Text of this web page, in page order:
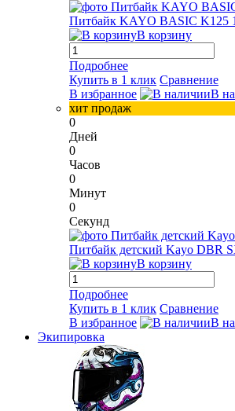
Питбайк KAYO BASIC K125
В корзину
Подробнее
Купить в 1 клик Сравнение
В избранное
В
хит продаж
0
Дней
0
Часов
0
Минут
0
Секунд
Питбайк детский Kayo DBR
В корзину
Подробнее
Купить в 1 клик Сравнение
В избранное
В
Экипировка